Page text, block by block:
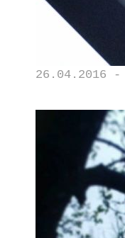
26.04.2016 -